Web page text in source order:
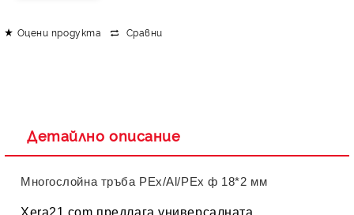
Оцени продукта Сравни
Детайлно описание
Многослойна тръба PEx/Al/PEx ф 18*2 мм
Xera21.com предлага универсалната